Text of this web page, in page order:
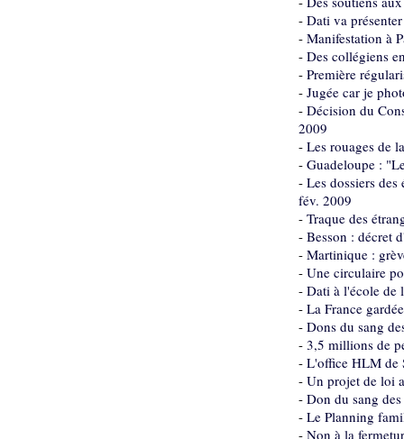
- Dati va
- Manifestation à
- Des collégiens
- Première
- Jugée car je
- Décision du
2009
- Les rouages de
- Guadeloupe :
- Les dossiers
fév. 2009
- Traque des
- Besson : décret
- Martinique :
- Une circulaire
- Dati à l'école de
- La France
- Dons du sang
- 3,5 millions de
- L'office HLM de
- Un projet de loi
- Don du sang
- Le Planning
- Non à la